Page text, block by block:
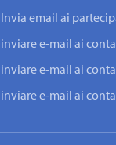
Invia email ai
inviare e-mail ai
inviare e-mail ai
inviare e-mail ai